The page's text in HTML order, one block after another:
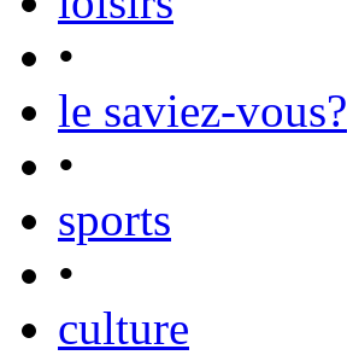
•
le saviez-vous?
•
sports
•
culture